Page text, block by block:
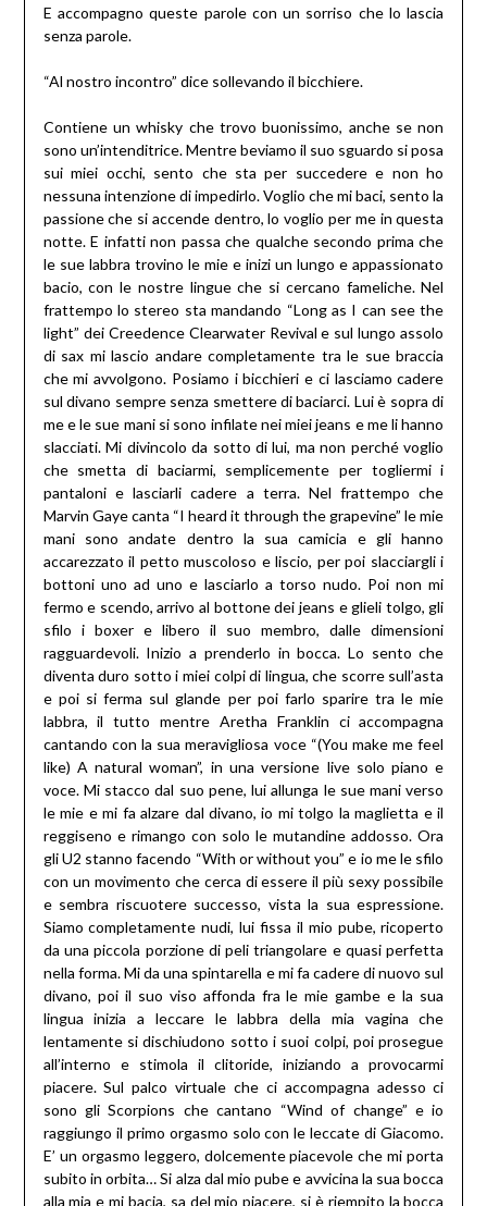
E accompagno queste parole con un sorriso che lo lascia
senza parole.
“Al nostro incontro” dice sollevando il bicchiere.
Contiene un whisky che trovo buonissimo, anche se non
sono un’intenditrice. Mentre beviamo il suo sguardo si posa
sui miei occhi, sento che sta per succedere e non ho
nessuna intenzione di impedirlo. Voglio che mi baci, sento la
passione che si accende dentro, lo voglio per me in questa
notte. E infatti non passa che qualche secondo prima che
le sue labbra trovino le mie e inizi un lungo e appassionato
bacio, con le nostre lingue che si cercano fameliche. Nel
frattempo lo stereo sta mandando “Long as I can see the
light” dei Creedence Clearwater Revival e sul lungo assolo
di sax mi lascio andare completamente tra le sue braccia
che mi avvolgono. Posiamo i bicchieri e ci lasciamo cadere
sul divano sempre senza smettere di baciarci. Lui è sopra di
me e le sue mani si sono infilate nei miei jeans e me li hanno
slacciati. Mi divincolo da sotto di lui, ma non perché voglio
che smetta di baciarmi, semplicemente per togliermi i
pantaloni e lasciarli cadere a terra. Nel frattempo che
Marvin Gaye canta “I heard it through the grapevine” le mie
mani sono andate dentro la sua camicia e gli hanno
accarezzato il petto muscoloso e liscio, per poi slacciargli i
bottoni uno ad uno e lasciarlo a torso nudo. Poi non mi
fermo e scendo, arrivo al bottone dei jeans e glieli tolgo, gli
sfilo i boxer e libero il suo membro, dalle dimensioni
ragguardevoli. Inizio a prenderlo in bocca. Lo sento che
diventa duro sotto i miei colpi di lingua, che scorre sull’asta
e poi si ferma sul glande per poi farlo sparire tra le mie
labbra, il tutto mentre Aretha Franklin ci accompagna
cantando con la sua meravigliosa voce “(You make me feel
like) A natural woman”, in una versione live solo piano e
voce. Mi stacco dal suo pene, lui allunga le sue mani verso
le mie e mi fa alzare dal divano, io mi tolgo la maglietta e il
reggiseno e rimango con solo le mutandine addosso. Ora
gli U2 stanno facendo “With or without you” e io me le sfilo
con un movimento che cerca di essere il più sexy possibile
e sembra riscuotere successo, vista la sua espressione.
Siamo completamente nudi, lui fissa il mio pube, ricoperto
da una piccola porzione di peli triangolare e quasi perfetta
nella forma. Mi da una spintarella e mi fa cadere di nuovo sul
divano, poi il suo viso affonda fra le mie gambe e la sua
lingua inizia a leccare le labbra della mia vagina che
lentamente si dischiudono sotto i suoi colpi, poi prosegue
all’interno e stimola il clitoride, iniziando a provocarmi
piacere. Sul palco virtuale che ci accompagna adesso ci
sono gli Scorpions che cantano “Wind of change” e io
raggiungo il primo orgasmo solo con le leccate di Giacomo.
E’ un orgasmo leggero, dolcemente piacevole che mi porta
subito in orbita… Si alza dal mio pube e avvicina la sua bocca
alla mia e mi bacia, sa del mio piacere, si è riempito la bocca